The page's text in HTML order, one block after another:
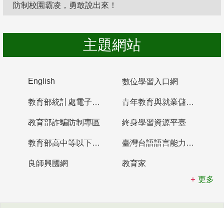
防制校園霸凌，勇敢說出來！
主題網站
English 數位學習入口網
教育部統計處電子書櫃 青年教育與就業儲蓄帳戶
教育部詐騙防制專區 終身學習資源平臺
教育部高中等以下學校及幼兒園教師資格檢定考試 臺灣台語語言能力認證網站
良師興國網
教育家
更多